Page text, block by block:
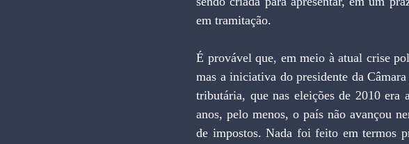
em tramitação.
É provável que, em meio à atual crise
mas a iniciativa do presidente da
tributária, que nas eleições de 2010
anos, pelo menos, o país não avançou
de impostos. Nada foi feito em termos